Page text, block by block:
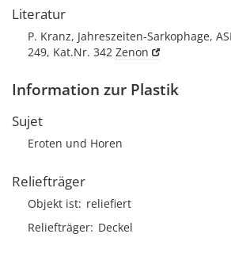
Literatur
P. Kranz, Jahreszeiten-Sarkophage,
249, Kat.Nr. 342 Zenon
Information zur Plastik
Sujet
Eroten und Horen
Reliefträger
Objekt ist reliefiert
Reliefträger Deckel